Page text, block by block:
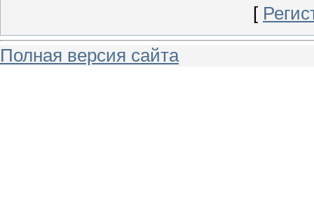
[
Полная версия сайта